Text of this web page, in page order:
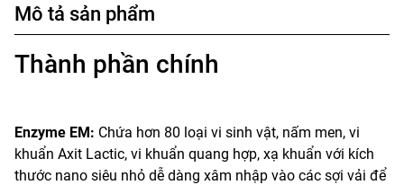
Mô tả sản phẩm
Thành phần chính
Enzyme EM: Chứa hơn 80 loại vi sinh vật, nấm men, vi
khuẩn Axit Lactic, vi khuẩn quang hợp, xạ khuẩn với kích
thước nano siêu nhỏ dễ dàng xâm nhập vào các sợi vải để